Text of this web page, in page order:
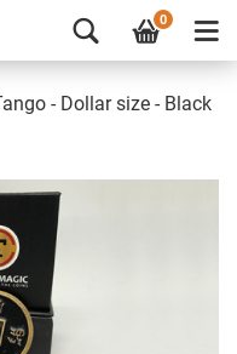
0
- Dollar size - Black